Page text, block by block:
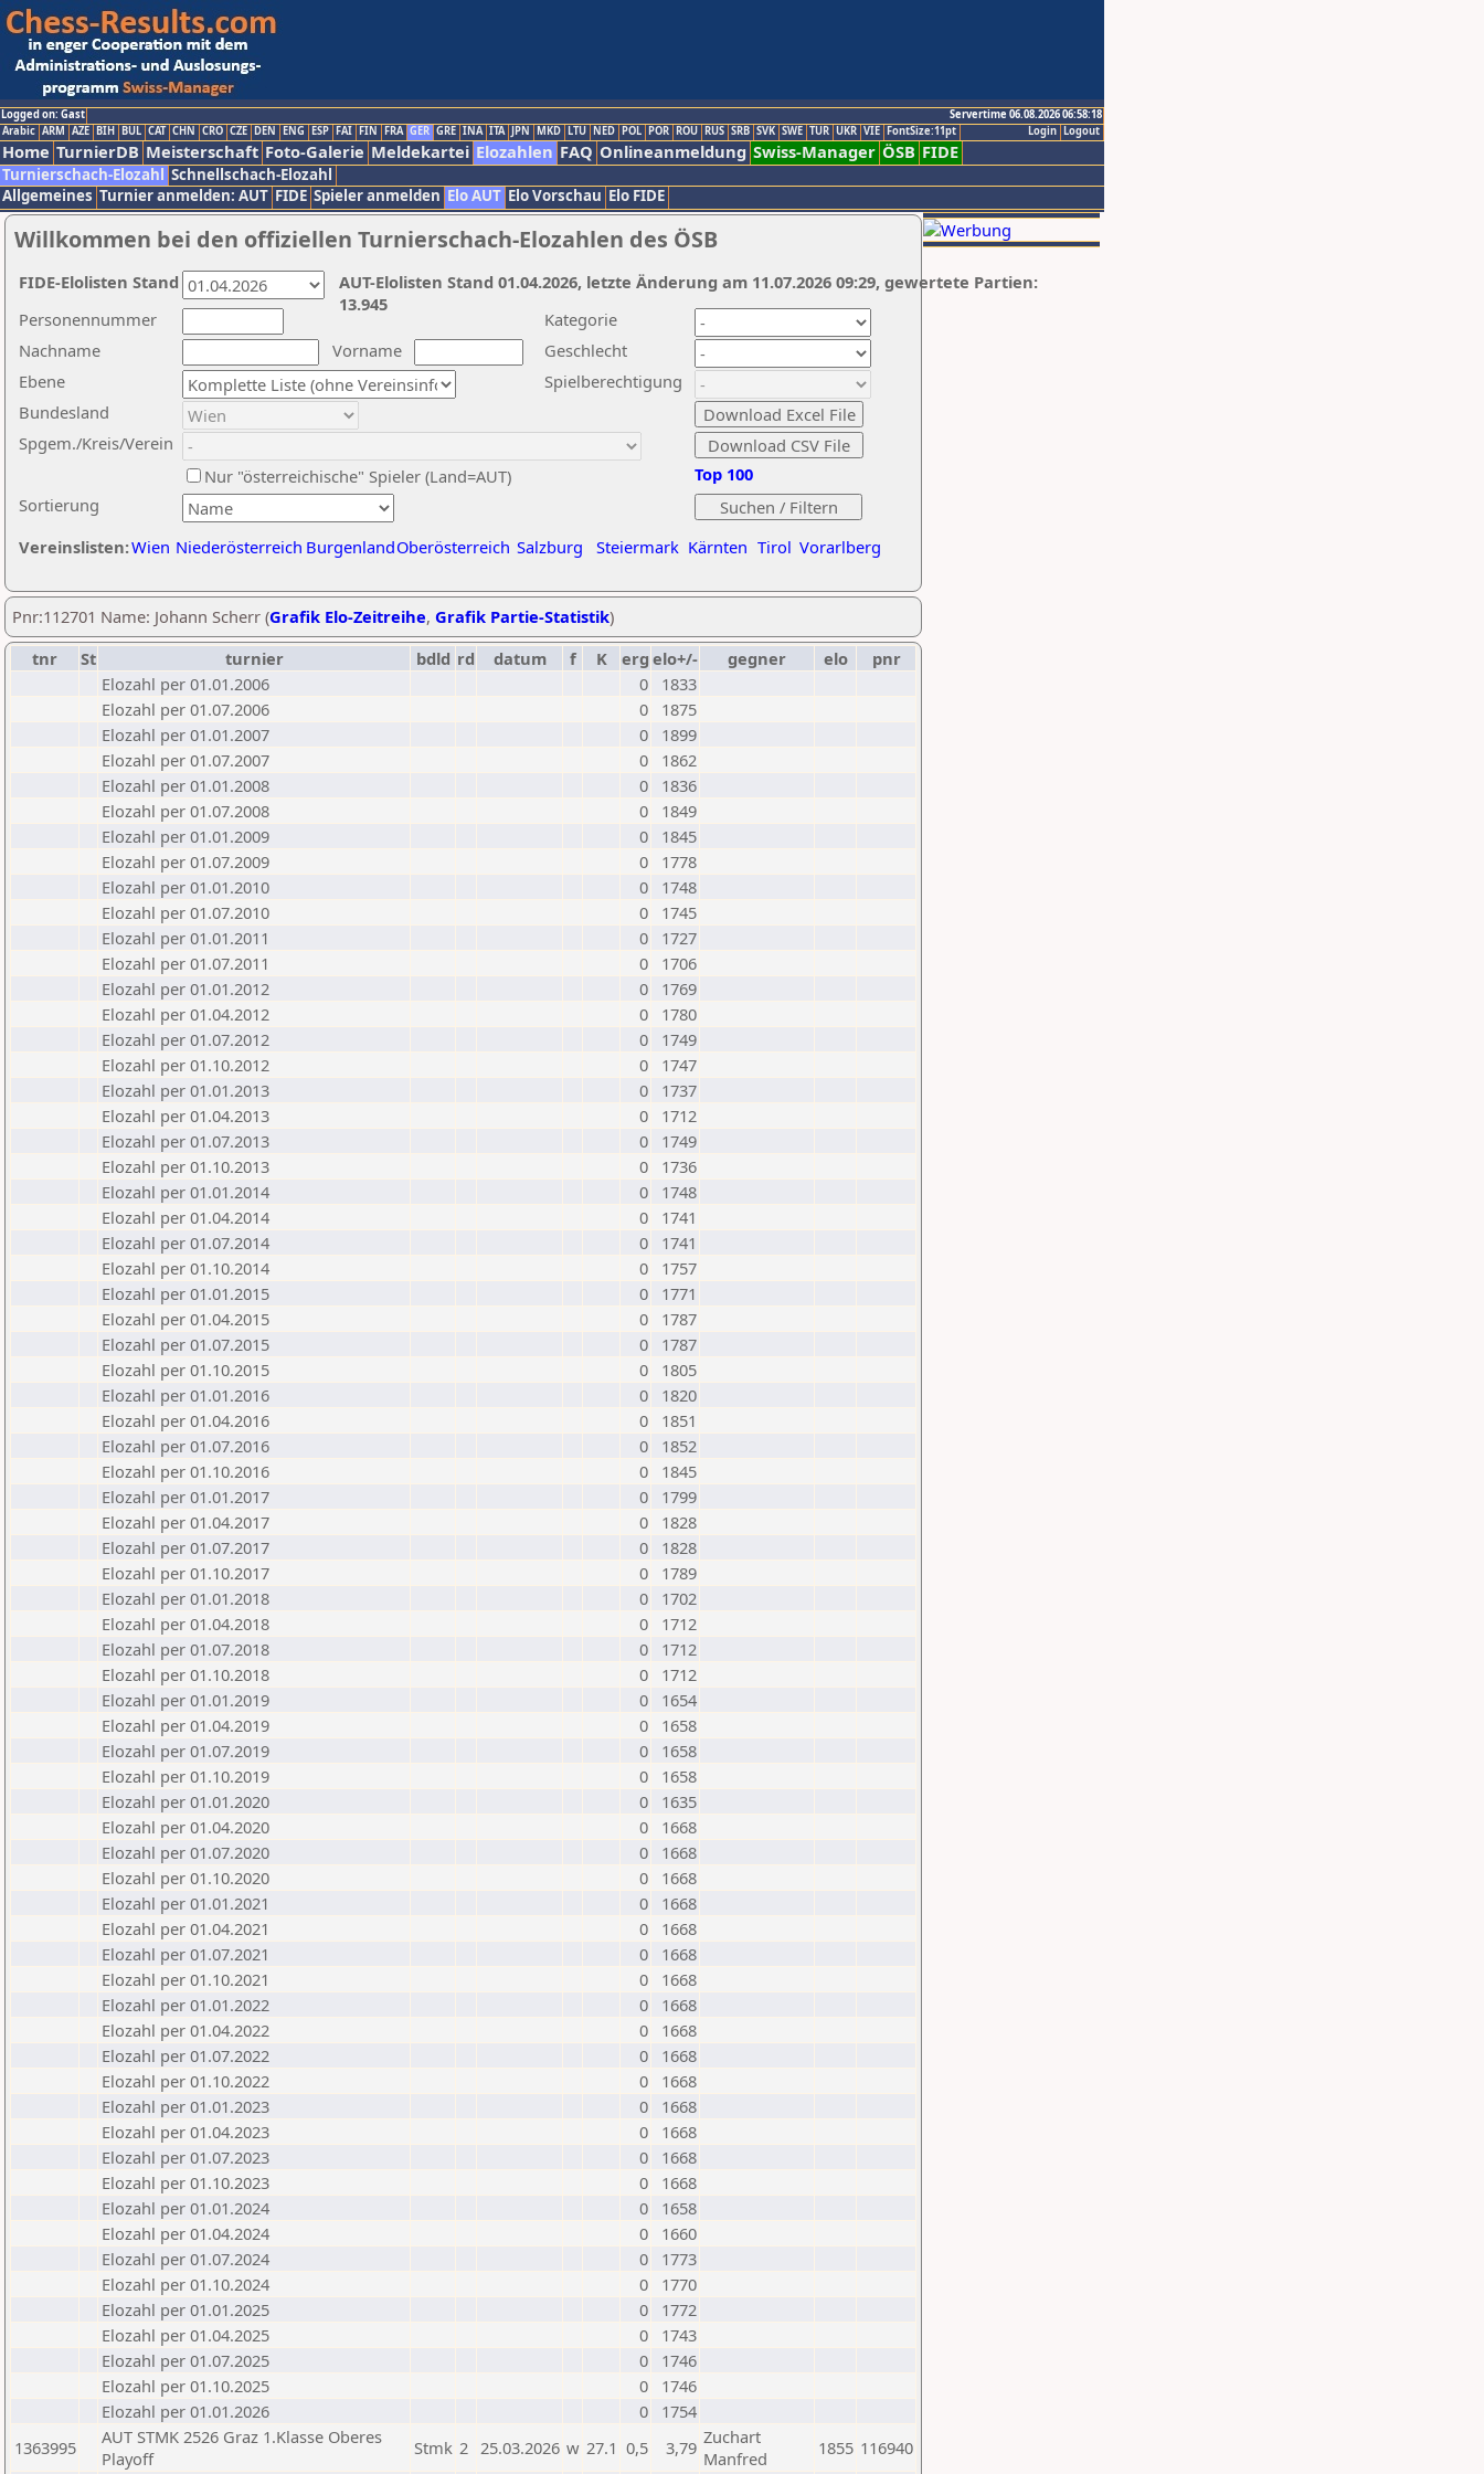
Logged on: Gast
Servertime 06.08.2026 06:58:18
Logout
Login
Arabic ARM AZE BIH BUL CAT CHN CRO CZE DEN ENG ESP FAI FIN FRA GER GRE INA ITA JPN MKD LTU NED POL POR ROU RUS SRB SVK SWE TUR UKR VIE FontSize:11pt
Home TurnierDB Meisterschaft Foto-Galerie Meldekartei Elozahlen FAQ Onlineanmeldung Swiss-Manager ÖSB FIDE
Turnierschach-Elozahl Schnellschach-Elozahl
Allgemeines Turnier anmelden: AUT FIDE Spieler anmelden Elo AUT Elo Vorschau Elo FIDE
Willkommen bei den offiziellen Turnierschach-Elozahlen des ÖSB
Nachname
Vorname
Ebene
Kategorie
Sortierung
Personennummer
Bundesland
Spgem./Kreis/Verein
Geschlecht
Nur "österreichische" Spieler (Land=AUT)
Spielberechtigung
Vereinslisten:Wien Niederösterreich BurgenlandOberösterreich Salzburg Steiermark Kärnten Tirol Vorarlberg
Top 100
AUT-Elolisten Stand 01.04.2026, letzte Änderung am 11.07.2026 09:29, gewertete Partien:
13.945
FIDE-Elolisten Stand
Pnr:112701 Name: Johann Scherr (Grafik Elo-Zeitreihe, Grafik Partie-Statistik)
tnr
St turnier bdld rd datum f K erg elo+/- gegner elo
pnr
Elozahl per 01.01.2006
0
1833
Elozahl per 01.07.2006
0
1875
Elozahl per 01.01.2007
0
1899
Elozahl per 01.07.2007
0
1862
Elozahl per 01.01.2008
0
1836
Elozahl per 01.07.2008
0
1849
Elozahl per 01.01.2009
0
1845
Elozahl per 01.07.2009
0
1778
Elozahl per 01.01.2010
0
1748
Elozahl per 01.07.2010
0
1745
Elozahl per 01.01.2011
0
1727
Elozahl per 01.07.2011
0
1706
Elozahl per 01.01.2012
0
1769
Elozahl per 01.04.2012
0
1780
Elozahl per 01.07.2012
0
1749
Elozahl per 01.10.2012
0
1747
Elozahl per 01.01.2013
0
1737
Elozahl per 01.04.2013
0
1712
Elozahl per 01.07.2013
0
1749
Elozahl per 01.10.2013
0
1736
Elozahl per 01.01.2014
0
1748
Elozahl per 01.04.2014
0
1741
Elozahl per 01.07.2014
0
1741
Elozahl per 01.10.2014
0
1757
Elozahl per 01.01.2015
0
1771
Elozahl per 01.04.2015
0
1787
Elozahl per 01.07.2015
0
1787
Elozahl per 01.10.2015
0
1805
Elozahl per 01.01.2016
0
1820
Elozahl per 01.04.2016
0
1851
Elozahl per 01.07.2016
0
1852
Elozahl per 01.10.2016
0
1845
Elozahl per 01.01.2017
0
1799
Elozahl per 01.04.2017
0
1828
Elozahl per 01.07.2017
0
1828
Elozahl per 01.10.2017
0
1789
Elozahl per 01.01.2018
0
1702
Elozahl per 01.04.2018
0
1712
Elozahl per 01.07.2018
0
1712
Elozahl per 01.10.2018
0
1712
Elozahl per 01.01.2019
0
1654
Elozahl per 01.04.2019
0
1658
Elozahl per 01.07.2019
0
1658
Elozahl per 01.10.2019
0
1658
Elozahl per 01.01.2020
0
1635
Elozahl per 01.04.2020
0
1668
Elozahl per 01.07.2020
0
1668
Elozahl per 01.10.2020
0
1668
Elozahl per 01.01.2021
0
1668
Elozahl per 01.04.2021
0
1668
Elozahl per 01.07.2021
0
1668
Elozahl per 01.10.2021
0
1668
Elozahl per 01.01.2022
0
1668
Elozahl per 01.04.2022
0
1668
Elozahl per 01.07.2022
0
1668
Elozahl per 01.10.2022
0
1668
Elozahl per 01.01.2023
0
1668
Elozahl per 01.04.2023
0
1668
Elozahl per 01.07.2023
0
1668
Elozahl per 01.10.2023
0
1668
Elozahl per 01.01.2024
0
1658
Elozahl per 01.04.2024
0
1660
Elozahl per 01.07.2024
0
1773
Elozahl per 01.10.2024
0
1770
Elozahl per 01.01.2025
0
1772
Elozahl per 01.04.2025
0
1743
Elozahl per 01.07.2025
0
1746
Elozahl per 01.10.2025
0
1746
Elozahl per 01.01.2026
0
1754
1363995
AUT STMK 2526 Graz 1.Klasse Oberes
Playoff
Stmk 2 25.03.2026 w 27.1 0,5 3,79 Zuchart
Manfred
1855 116940